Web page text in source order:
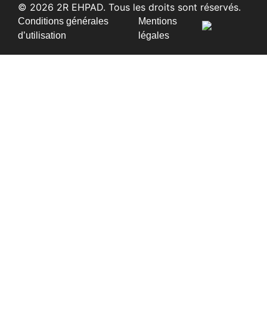
© 2026 2R EHPAD. Tous les droits sont réservés.
Conditions générales
d’utilisation
Mentions
légales